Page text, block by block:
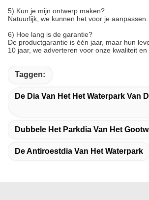
5) Kun je mijn ontwerp maken?
Natuurlijk, we kunnen het voor je aanpassen.
6) Hoe lang is de garantie?
De productgarantie is één jaar, maar hun
10 jaar, we adverteren voor onze kwaliteit en
Taggen:
De Dia Van Het Het Waterpark Van
Dubbele Het Parkdia Van Het
De Antiroestdia Van Het Waterpark